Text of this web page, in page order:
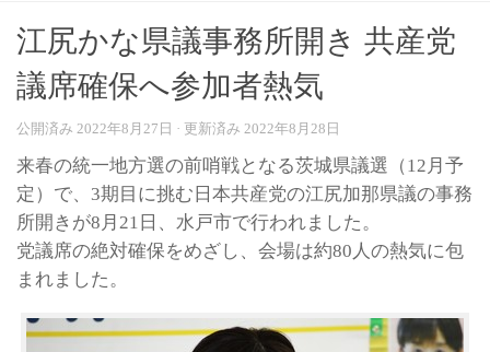
江尻かな県議事務所開き 共産党
議席確保へ参加者熱気
公開済み 2022年8月27日 · 更新済み 2022年8月28日
来春の統一地方選の前哨戦となる茨城県議選（12月予
定）で、3期目に挑む日本共産党の江尻加那県議の事務
所開きが8月21日、水戸市で行われました。
党議席の絶対確保をめざし、会場は約80人の熱気に包
まれました。